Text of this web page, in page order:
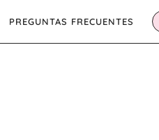
PREGUNTAS FRECUENTES